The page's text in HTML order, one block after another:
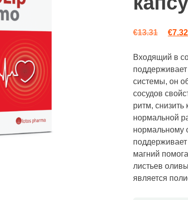
€13.31 €7.32
Входящий в
системы, он
сосудов
ритм,
нормальной
нормальному
магний
листьев
является